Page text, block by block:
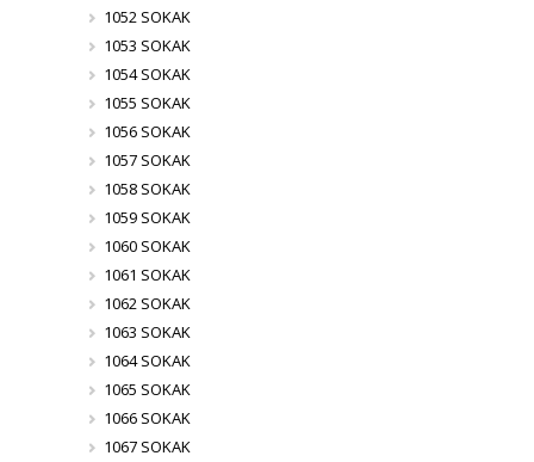
1052 SOKAK
1053 SOKAK
1054 SOKAK
1055 SOKAK
1056 SOKAK
1057 SOKAK
1058 SOKAK
1059 SOKAK
1060 SOKAK
1061 SOKAK
1062 SOKAK
1063 SOKAK
1064 SOKAK
1065 SOKAK
1066 SOKAK
1067 SOKAK